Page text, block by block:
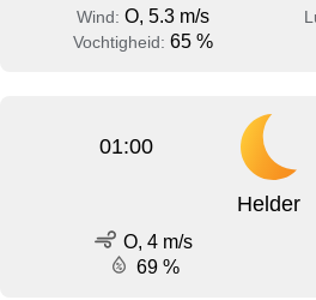
Wind: O, 5.3 m/s
Vochtigheid: 65 %
01:00
Helder
O, 4 m/s
69 %